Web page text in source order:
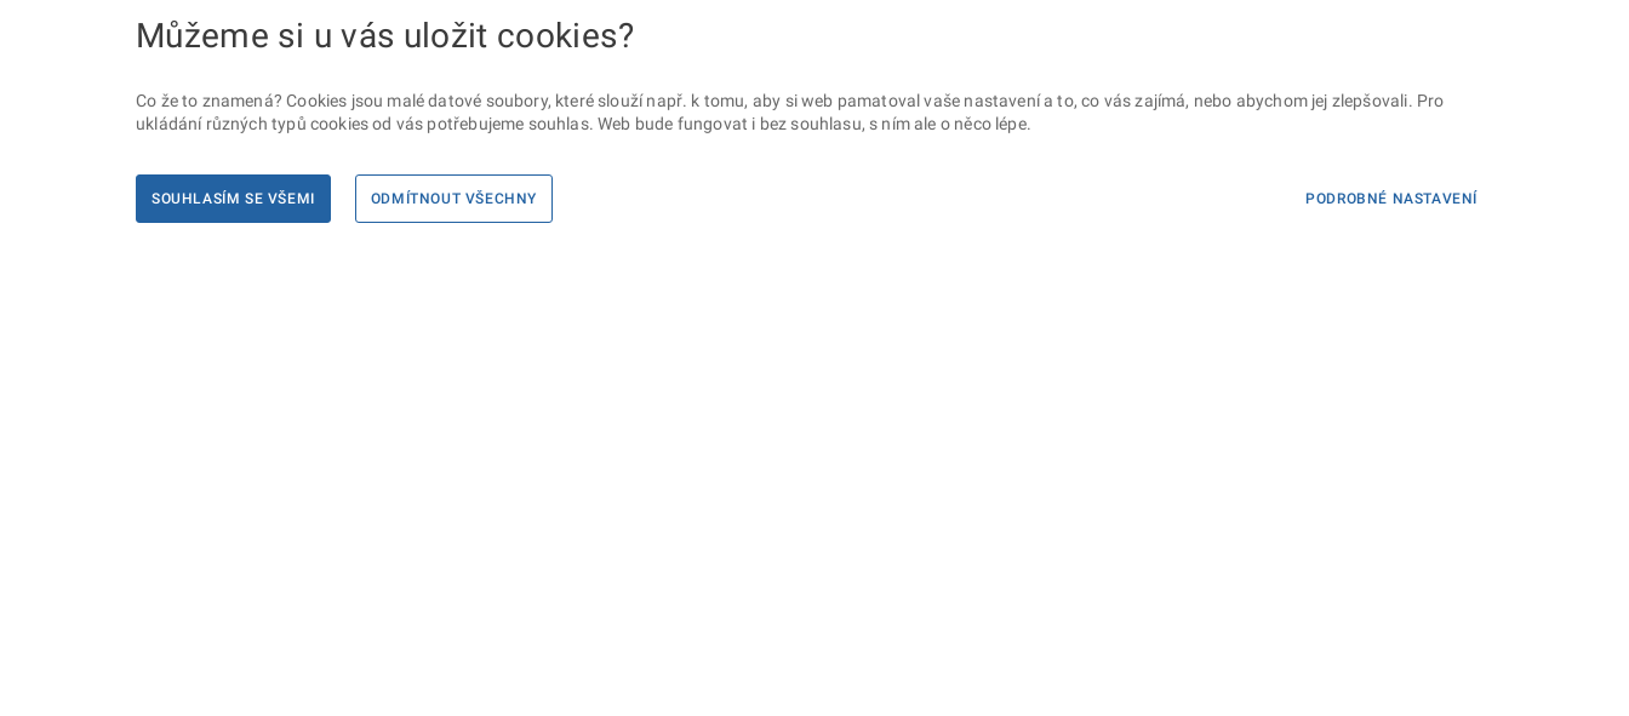
Můžeme si u vás uložit cookies?
Co že to znamená? Cookies jsou malé datové soubory, které slouží např. k tomu, aby si web pamatoval vaše nastavení a to, co vás zajímá, nebo abychom jej zlepšovali. Pro
ukládání různých typů cookies od vás potřebujeme souhlas. Web bude fungovat i bez souhlasu, s ním ale o něco lépe.
SOUHLASÍM SE VŠEMI ODMÍTNOUT VŠECHNY PODROBNÉ NASTAVENÍ